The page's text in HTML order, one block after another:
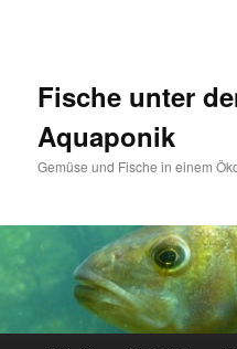
Fische unter
Aquaponik
Gemüse und Fische in einem